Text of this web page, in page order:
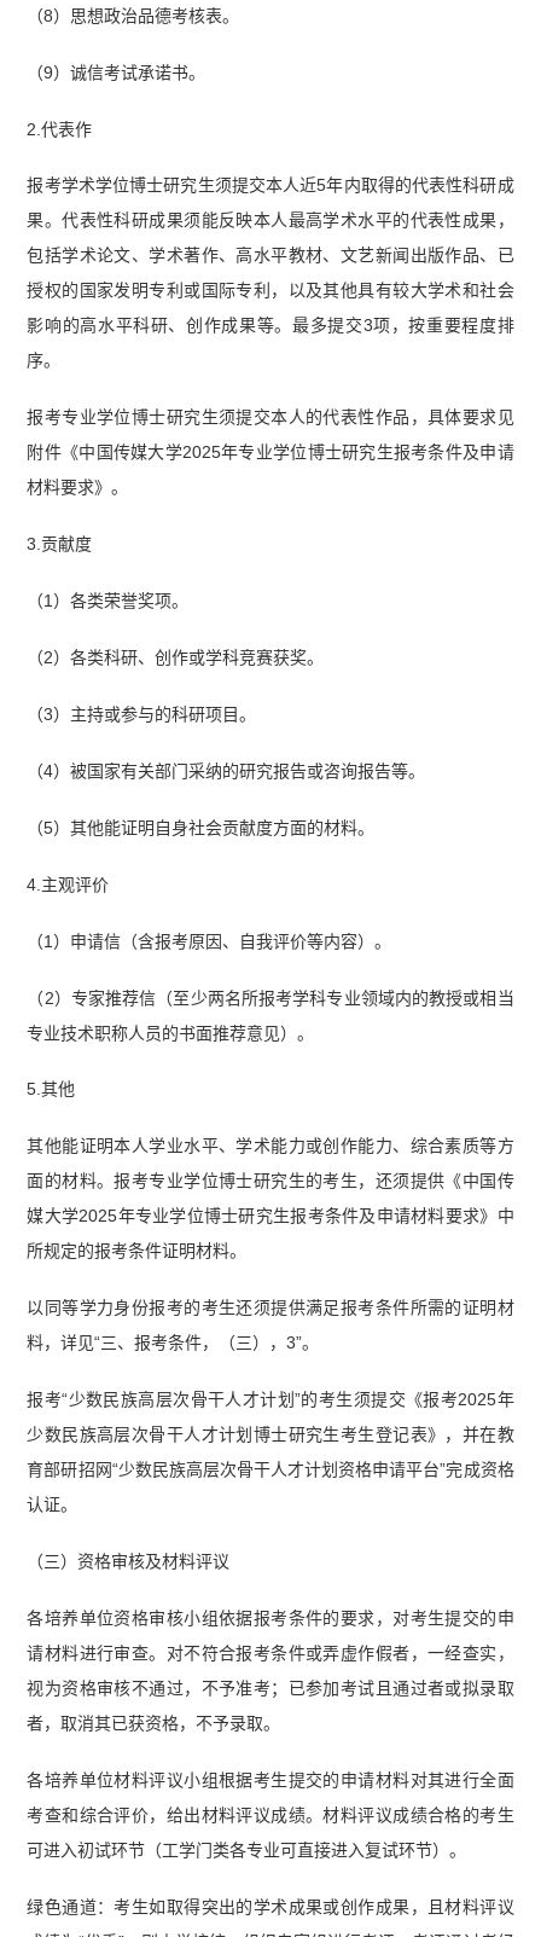
（8）思想政治品德考核表。
（9）诚信考试承诺书。
2.代表作
报考学术学位博士研究生须提交本人近5年内取得的代表性科研成
果。代表性科研成果须能反映本人最高学术水平的代表性成果，
包括学术论文、学术著作、高水平教材、文艺新闻出版作品、已
授权的国家发明专利或国际专利，以及其他具有较大学术和社会
影响的高水平科研、创作成果等。最多提交3项，按重要程度排
序。
报考专业学位博士研究生须提交本人的代表性作品，具体要求见
附件《中国传媒大学2025年专业学位博士研究生报考条件及申请
材料要求》。
3.贡献度
（1）各类荣誉奖项。
（2）各类科研、创作或学科竞赛获奖。
（3）主持或参与的科研项目。
（4）被国家有关部门采纳的研究报告或咨询报告等。
（5）其他能证明自身社会贡献度方面的材料。
4.主观评价
（1）申请信（含报考原因、自我评价等内容）。
（2）专家推荐信（至少两名所报考学科专业领域内的教授或相当
专业技术职称人员的书面推荐意见）。
5.其他
其他能证明本人学业水平、学术能力或创作能力、综合素质等方
面的材料。报考专业学位博士研究生的考生，还须提供《中国传
媒大学2025年专业学位博士研究生报考条件及申请材料要求》中
所规定的报考条件证明材料。
以同等学力身份报考的考生还须提供满足报考条件所需的证明材
料，详见“三、报考条件，（三），3”。
报考“少数民族高层次骨干人才计划”的考生须提交《报考2025年
少数民族高层次骨干人才计划博士研究生考生登记表》，并在教
育部研招网“少数民族高层次骨干人才计划资格申请平台”完成资格
认证。
（三）资格审核及材料评议
各培养单位资格审核小组依据报考条件的要求，对考生提交的申
请材料进行审查。对不符合报考条件或弄虚作假者，一经查实，
视为资格审核不通过，不予准考；已参加考试且通过者或拟录取
者，取消其已获资格，不予录取。
各培养单位材料评议小组根据考生提交的申请材料对其进行全面
考查和综合评价，给出材料评议成绩。材料评议成绩合格的考生
可进入初试环节（工学门类各专业可直接进入复试环节）。
绿色通道：考生如取得突出的学术成果或创作成果，且材料评议